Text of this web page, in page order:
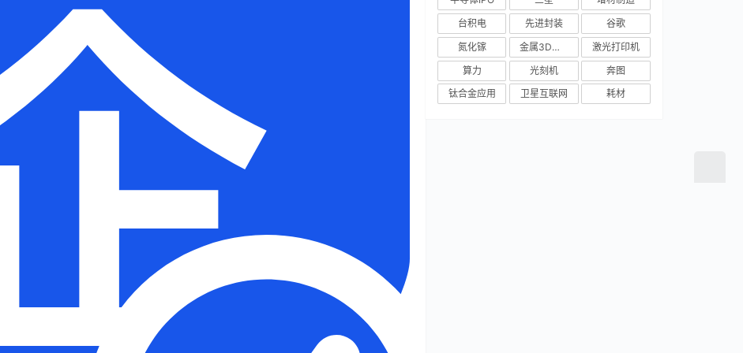
台积电
先进封装
谷歌
氮化镓
金属3D打印
激光打印机
算力
光刻机
奔图
钛合金应用
卫星互联网 耗材